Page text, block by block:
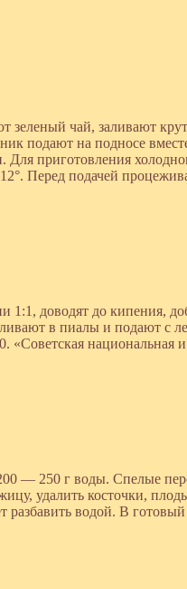
зеленый чай, заливают
подают на подносе
Для приготовления
Перед подачей
1:1, доводят до кипения,
в пиалы и подают с
«Советская национальная
— 250 г воды. Спелые
удалить косточки,
разбавить водой. В